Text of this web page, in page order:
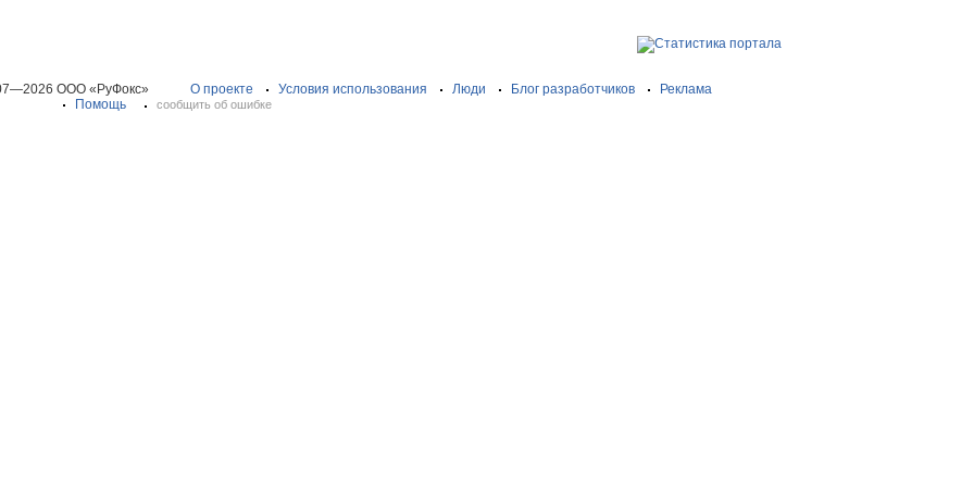
ООО «РуФокс» О проекте Условия использования Люди Блог разработчиков
Реклама
Помощь
сообщить об ошибке